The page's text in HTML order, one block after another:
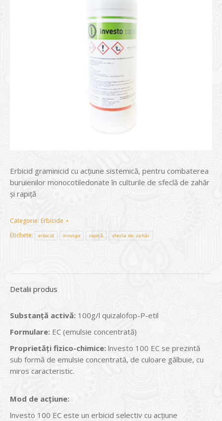
Erbicid graminicid cu acţiune sistemică, pentru combaterea
buruienilor monocotiledonate în culturile de sfeclă de zahăr
și rapiță
Categorie: Erbicide
Etichete:
erbicid innvigo rapiță sfecla de zahăr
Detalii produs
Substanţă activă: 100g/l quizalofop-P-etil
Formulare: EC (emulsie concentrată)
Proprietăţi fizico-chimice: lnvesto 100 EC se prezintă
sub formă de emulsie concentrată, de culoare gălbuie, cu
miros caracteristic.
Mod de acțiune:
lnvesto 100 EC este un erbicid selectiv cu acţiune